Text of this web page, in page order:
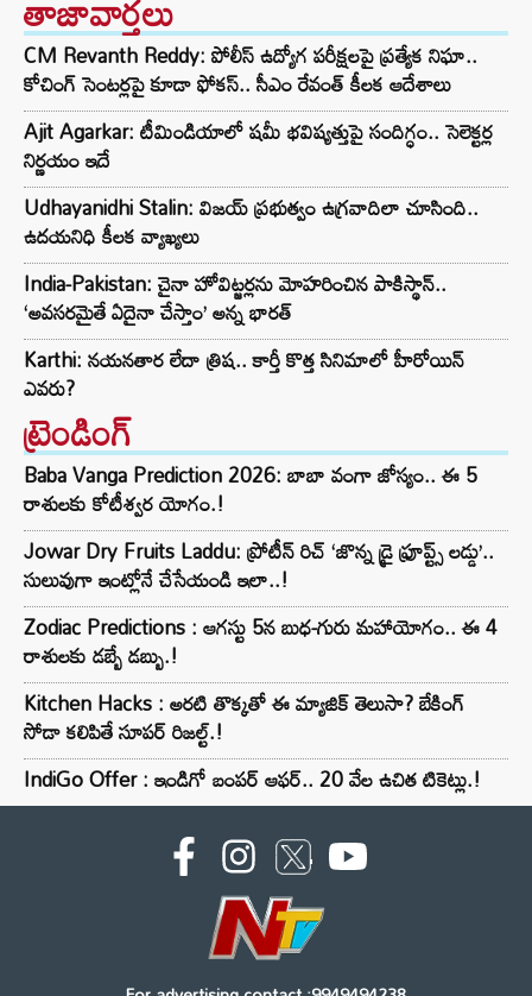
CM Revanth Reddy: పోలీస్ ఉద్యోగ పరీక్షలపై ప్రత్యేక నిఘా..
కోచింగ్ సెంటర్లపై కూడా ఫోకస్.. సీఎం రేవంత్ కీలక ఆదేశాలు
Ajit Agarkar: టీమిండియాలో షమీ భవిష్యత్తుపై సందిగ్ధం.. సెలెక్టర్ల
నిర్ణయం ఇదే
Udhayanidhi Stalin: విజయ్ ప్రభుత్వం ఉగ్రవాదిలా చూసింది..
ఉదయనిధి కీలక వ్యాఖ్యలు
India-Pakistan: చైనా హోవిట్జర్లను మోహరించిన పాకిస్థాన్..
‘అవసరమైతే ఏదైనా చేస్తాం’ అన్న భారత్
Karthi: నయనతార లేదా త్రిష.. కార్తీ కొత్త సినిమాలో హీరోయిన్
ఎవరు?
ట్రెండింగ్‌
Baba Vanga Prediction 2026: బాబా వంగా జోస్యం.. ఈ 5
రాశులకు కోటీశ్వర యోగం.!
Jowar Dry Fruits Laddu: ప్రోటీన్ రిచ్ ‘జొన్న డ్రై ఫ్రూప్ట్స్ లడ్డు’..
సులువుగా ఇంట్లోనే చేసేయండి ఇలా..!
Zodiac Predictions : ఆగస్టు 5న బుధ-గురు మహాయోగం.. ఈ 4
రాశులకు డబ్బే డబ్బు.!
Kitchen Hacks : అరటి తొక్కతో ఈ మ్యాజిక్ తెలుసా? బేకింగ్
సోడా కలిపితే సూపర్ రిజల్ట్.!
IndiGo Offer : ఇండిగో బంపర్ ఆఫర్.. 20 వేల ఉచిత టికెట్లు.!